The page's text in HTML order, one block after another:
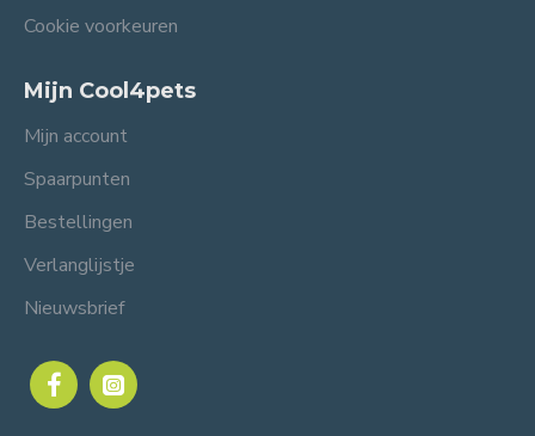
Cookie voorkeuren
Mijn Cool4pets
Mijn account
Spaarpunten
Bestellingen
Verlanglijstje
Nieuwsbrief